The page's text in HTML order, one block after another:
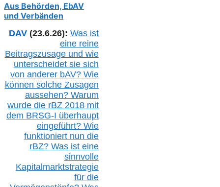
Aus Behörden, EbAV
und Verbänden
DAV (23.6.26): Was ist
eine reine
Beitragszusage und wie
unterscheidet sie sich
von anderer bAV? Wie
können solche Zusagen
aussehen? Warum
wurde die rBZ2018 mit
dem BRSG-I überhaupt
eingeführt? Wie
funktioniert nun die
rBZ? Was ist eine
sinnvolle
Kapitalmarktstrategie
für die